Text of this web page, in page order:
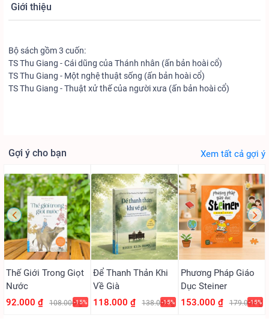
Giới thiệu
Bộ sách gồm 3 cuốn:
TS Thu Giang - Cái dũng của Thánh nhân (ấn bản hoài cổ)
TS Thu Giang - Một nghệ thuật sống (ấn bản hoài cổ)
TS Thu Giang - Thuật xử thế của người xưa (ấn bản hoài cổ)
Gợi ý cho bạn Xem tất cả gợi ý
Thế Giới Trong Giọt
Nước
92.000 ₫
108.000 ₫
-15%
Để Thanh Thản Khi
Về Già
118.000 ₫
138.000 ₫
-15%
Phương Pháp Giáo
Dục Steiner
153.000 ₫
179.000 ₫
-15%